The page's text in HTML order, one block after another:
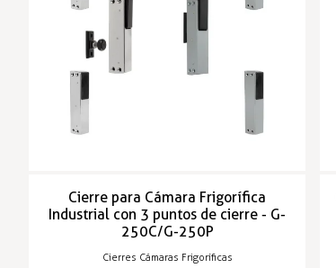
Cierre para Cámara Frigorífica
Industrial con 3 puntos de cierre - G-
250C/G-250P
Cierres Cámaras Frigoríficas